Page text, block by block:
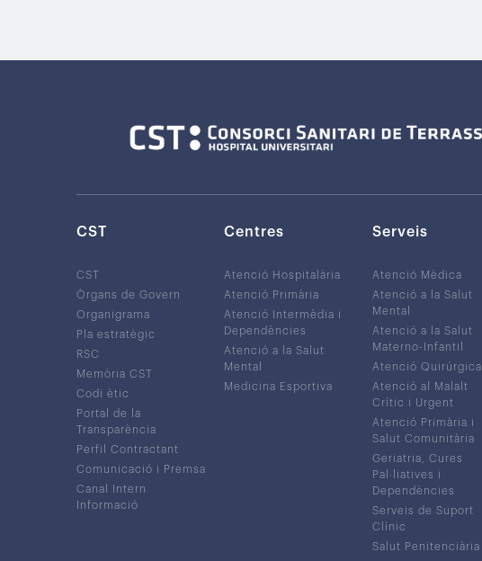
CST
CST
Òrgans de Govern
Organigrama
Pla estratègic
RSC
Memòria CST
Codi ètic
Portal de la
Transparència
Perfil Contractant
Comunicació i Premsa
Canal Intern
Informació
Centres
Atenció Hospitalària
Atenció Primària
Atenció Intermèdia i
Dependències
Atenció a la Salut
Mental
Medicina Esportiva
Serveis
Atenció Mèdica
Atenció a la Salut
Mental
Atenció a la Salut
Materno-Infantil
Atenció Quirúrgica
Atenció al Malalt
Crític i Urgent
Atenció Primària i
Salut Comunitària
Geriatria, Cures
Pal·liatives i
Dependències
Serveis de Suport
Clínic
Salut Penitenciària